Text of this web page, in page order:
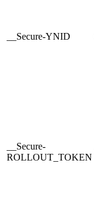
__Secure-YNID
__Secure-
ROLLOUT_TOKEN